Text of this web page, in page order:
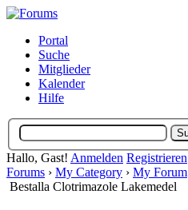
Portal
Suche
Mitglieder
Kalender
Hilfe
Hallo, Gast! Anmelden Registrieren
Forums › My Category › My Forum
Bestalla Clotrimazole Lakemedel